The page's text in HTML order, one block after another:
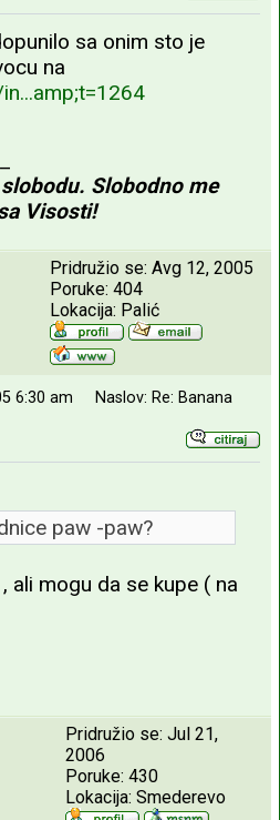
sa onim sto je
na
Slobodno me
Visosti!
Pridružio se: Avg 12, 2005
Poruke: 404
Lokacija: Palić
6:30 am
Naslov: Re: Banana
paw -paw?
ali mogu da se kupe ( na
Pridružio se: Jul 21,
2006
Poruke: 430
Lokacija: Smederevo